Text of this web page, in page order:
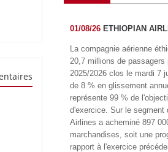
01/08/26 ETHIOPIAN
La compagnie aérienne
20,7 millions de passagers
2025/2026 clos le mardi 7
de 8 % en glissement
représente 99 % de
d'exercice. Sur le segment
Airlines a acheminé 897
marchandises, soit une
rapport à l'exercice